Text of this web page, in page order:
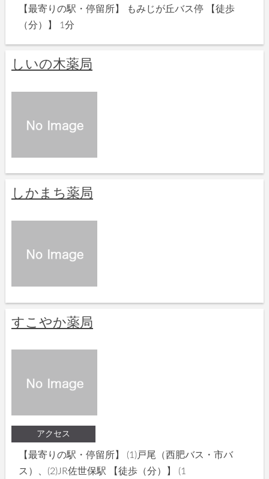
【最寄りの駅・停留所】 もみじが丘バス停 【徒歩
（分）】 1分
しいの木薬局
しかまち薬局
すこやか薬局
アクセス
【最寄りの駅・停留所】 (1)戸尾（西肥バス・市バ
ス）、(2)JR佐世保駅 【徒歩（分）】 (1